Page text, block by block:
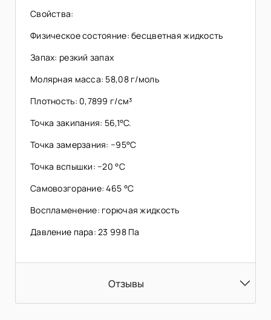
Свойства:
Физическое состояние: бесцветная жидкость
Запах: резкий запах
Молярная масса: 58,08 г/моль
Плотность: 0,7899 г/см³
Точка закипания: 56,1°C.
Точка замерзания: −95°C
Точка вспышки: −20 °C
Самовозгорание: 465 °C
Воспламенение: горючая жидкость
Давление пара: 23 998 Па
Отзывы